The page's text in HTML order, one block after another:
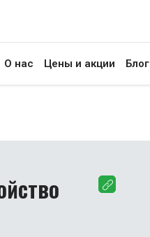
О нас Цены и акции Блог